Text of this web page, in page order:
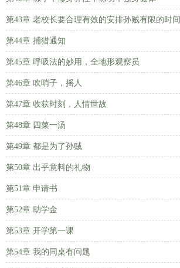
第43章 老校长要合理有效的安排孙贼有限的时间
第44章 捕猎通知
第45章 呼吸法的妙用，全地形观察员
第46章 吹哨子，摇人
第47章 收获时刻，人情世故
第48章 四菜一汤
第49章 都是为了孙贼
第50章 出乎意料的礼物
第51章 申请书
第52章 助学金
第53章 开学第一课
第54章 我的同桌有问题